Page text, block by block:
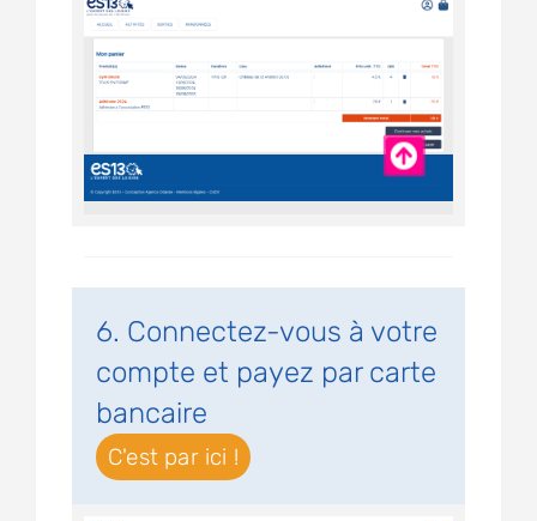
6. Connectez-vous à votre
compte et payez par carte
bancaire
C'est par ici !